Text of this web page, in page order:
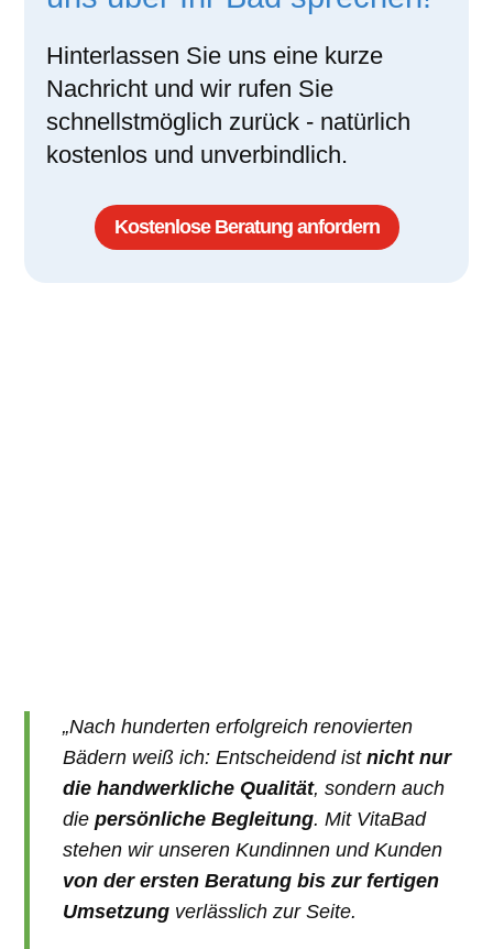
Hinterlassen Sie uns eine kurze
Nachricht und wir rufen Sie
schnellstmöglich zurück - natürlich
kostenlos und unverbindlich.
Kostenlose Beratung anfordern
„Nach hunderten erfolgreich renovierten
Bädern weiß ich: Entscheidend istnicht nur
die handwerkliche Qualität, sondern auch
diepersönliche Begleitung. Mit VitaBad
stehen wir unseren Kundinnen und Kunden
von der ersten Beratung bis zur fertigen
Umsetzung verlässlich zur Seite.